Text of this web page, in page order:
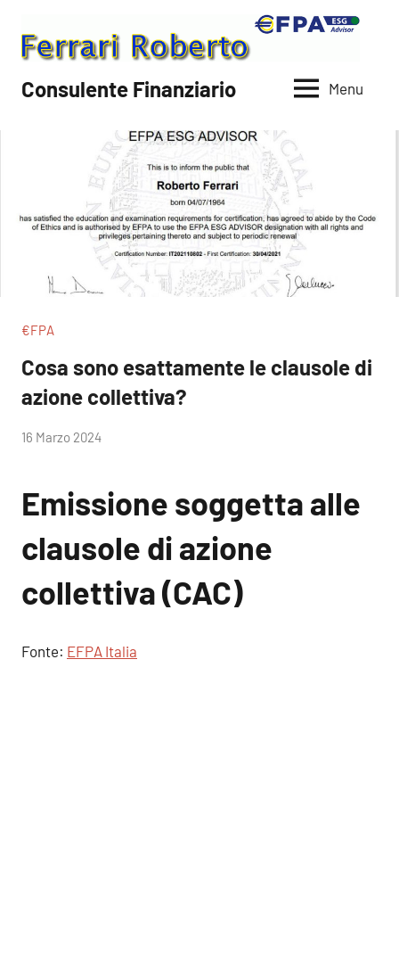
contenuto
Consulente Finanziario Menu
€FPA
Cosa sono esattamente le clausole di
azione collettiva?
di
16 Marzo 2024
Emissione soggetta alle
clausole di azione
collettiva (CAC)
Fonte: EFPA Italia